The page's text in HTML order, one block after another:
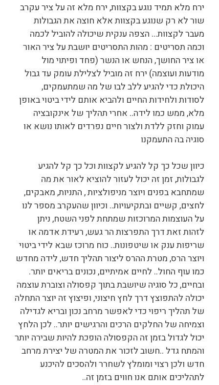
ירח מלא תמיד נוגע בקצוות, ירח מלא זה על ציר עקרב
שור לא רק שנוגע בקצוות אלא חוצה את הגבולות
מעבר לקצוות… הצפה ענקית שיכולה להוביל לכמה
וכמה תסריטים : מהות התסריטים יושבת על ציר האור
או ציר החושך, הנחש או הנשר (פחד ופיתוי מול
מודעות ועוצמה) ירח זה מוביל לצלילת עומק עד גבול
היכולת כדי להגיע ללב לבו של מה שמתעמקים,
לסודות ולחידות החיים ולהביא אותם לידי ביטוי באופן
מלא, ממש כמו לידה.. אחרי תהליך של אינקובציה
עמוק וחזק ללדת ולצור חיים נפרדים לאותו נושא או
סוגיה בה התעמקנו
כיוון שכל כך קל להגיע לקצוות וכל כך קל להגיע
לגבולות, זמן זה יכול לעזור להוציא לאור את מה
שמתחבא בפנים ויוצר מניפולציות , התניות, מאבקים,
לחצים, קשיים ובתקיעויות.. וכיוון שהעקרב מספר לנו
על העוצמות המרוכזות שמתחת לפני השטח, ניתן
לזהות זאת דרך התפרצות הר געש, רעידת אדמה או
שריפות ענק או שיטפונות.. כוח מרוכז שבא לידי ביטוי
ויוצר הרס, מטרת ההרס ליצור תהליך חדש, לידה מחדש
כמו עוף החול.. לחיים אמיתיים, נכונים בריאים יותר.
ובחיים, כל סוגיה שיושבת בתוך קפסולה וצוברת עוצמה
יכולה להתפוצץ דרך לחץ חיצוני, ופיצוץ זה יוצר התחלה
של תהליך ריפוי כדי לאפשר מרחב נכון ובריא לגדילה
וצמיחה של החלקים הרכים והרגישים יותר.. לכן הלחץ
יכול לגדול בזמן זה הקפסולה הופכת להיות שבירה יותר
והמתח גדל ..חשוב לזכור את המטרה של יצירת מרחב
חדש ולכן רצוי ומומלץ לשחרר ולהסכים להיכנע
לתהליכים אותם אנו חווים בזמן זה..